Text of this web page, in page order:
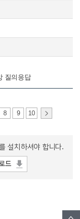
질의응답
8 9 10
설치하셔야 합니다.